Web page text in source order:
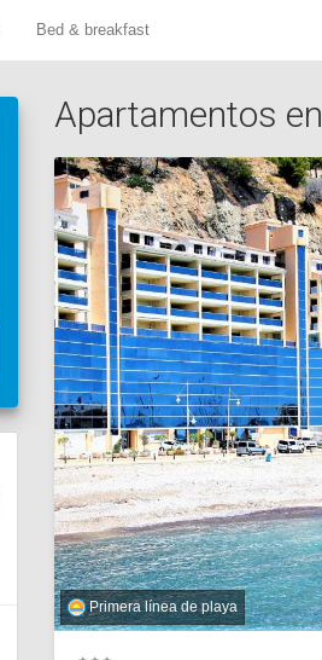
Bed & breakfast
Apartamentos en
Primera línea de playa